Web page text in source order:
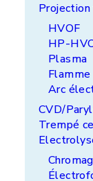
HVOF
HP-
Plasma
Flamme
Arc
CVD/
Trempé
Nous vous
métalliques
sévères.